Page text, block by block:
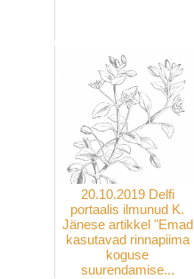
20.10.2019 Delfi
portaalis ilmunud K.
Jänese artikkel "Emad
kasutavad rinnapiima
koguse
suurendamise...